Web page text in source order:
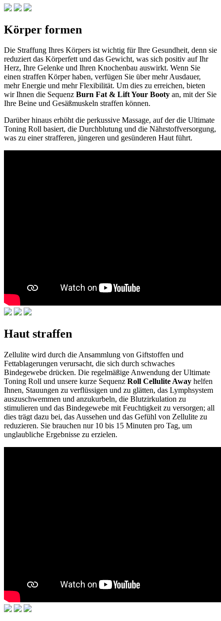
Körper formen
Die Straffung Ihres Körpers ist wichtig für Ihre Gesundheit, denn sie
reduziert das Körperfett und das Gewicht, was sich positiv auf Ihr
Herz, Ihre Gelenke und Ihren Knochenbau auswirkt. Wenn Sie
einen straffen Körper haben, verfügen Sie über mehr Ausdauer,
mehr Energie und mehr Flexibilität. Um dies zu erreichen, bieten
wir Ihnen die Sequenz Burn Fat & Lift Your Booty an, mit der Sie
Ihre Beine und Gesäßmuskeln straffen können.
Darüber hinaus erhöht die perkussive Massage, auf der die Ultimate
Toning Roll basiert, die Durchblutung und die Nährstoffversorgung,
was zu einer strafferen, jüngeren und gesünderen Haut führt.
Haut straffen
Zellulite wird durch die Ansammlung von Giftstoffen und
Fettablagerungen verursacht, die sich durch schwaches
Bindegewebe drücken. Die regelmäßige Anwendung der Ultimate
Toning Roll und unsere kurze Sequenz Roll Cellulite Away helfen
Ihnen, Stauungen zu verflüssigen und zu glätten, das Lymphsystem
auszuschwemmen und anzukurbeln, die Blutzirkulation zu
stimulieren und das Bindegewebe mit Feuchtigkeit zu versorgen; all
dies trägt dazu bei, das Aussehen und das Gefühl von Zellulite zu
reduzieren. Sie brauchen nur 10 bis 15 Minuten pro Tag, um
unglaubliche Ergebnisse zu erzielen.